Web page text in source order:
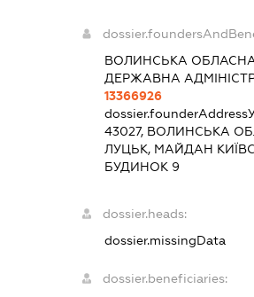
ВОЛИНСЬКА
ДЕРЖАВНА
13366926
dossier.founderAddress
43027, ВОЛИНСЬКА
ЛУЦЬК, МАЙДАН
БУДИНОК 9
dossier.heads:
dossier.missingData
dossier.beneficiaries: